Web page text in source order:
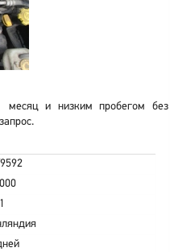
месяц и низким пробегом без